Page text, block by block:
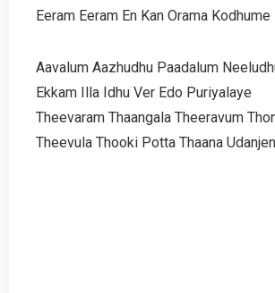
Eeram Eeram En Kan Orama Kodhume
Aavalum Aazhudhu Paadalum
Ekkam Illa Idhu Ver Edo Puriyalaye
Theevaram Thaangala Theeravum
Theevula Thooki Potta Thaana